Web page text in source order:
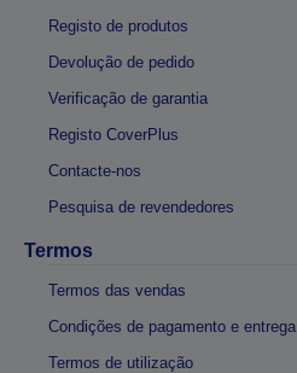
Registo de produtos
Devolução de pedido
Verificação de garantia
Registo CoverPlus
Contacte-nos
Pesquisa de revendedores
Termos
Termos das vendas
Condições de pagamento e entrega
Termos de utilização